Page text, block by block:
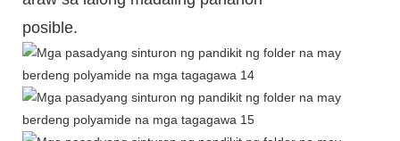
posible.